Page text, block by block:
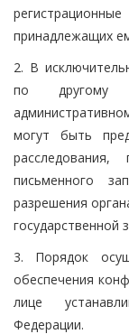
принадлежащих
2. В
по другому
могут быть
письменного
разрешения
государственной
3. Порядок
обеспечения
лице
Федерации.